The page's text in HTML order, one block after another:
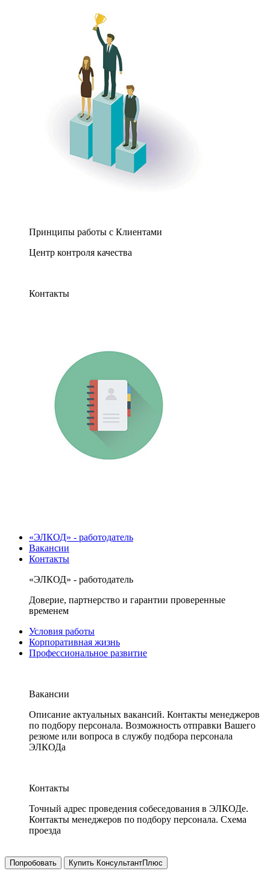
Принципы работы с Клиентами
Центр контроля качества
Контакты
«ЭЛКОД» - работодатель
Вакансии
Контакты
«ЭЛКОД» - работодатель
Доверие, партнерство и гарантии проверенные
временем
Условия работы
Корпоративная жизнь
Профессиональное развитие
Вакансии
Описание актуальных вакансий. Контакты менеджеров
по подбору персонала. Возможность отправки Вашего
резюме или вопроса в службу подбора персонала
ЭЛКОДа
Контакты
Точный адрес проведения собеседования в ЭЛКОДе.
Контакты менеджеров по подбору персонала. Схема
проезда
Попробовать Купить КонсультантПлюс